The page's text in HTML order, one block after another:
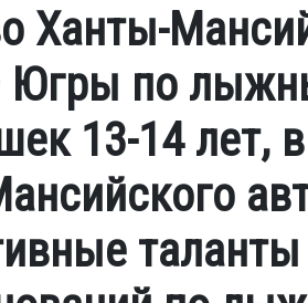
Ханты-
Югры по
13-14 лет, в